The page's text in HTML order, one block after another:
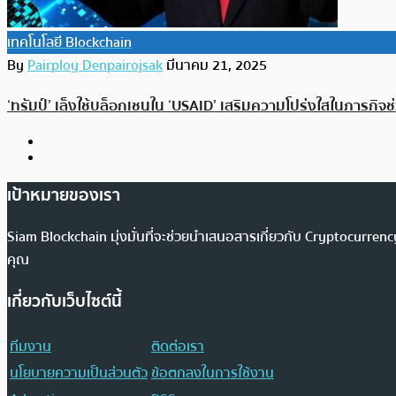
เทคโนโลยี Blockchain
ByPairploy Denpairojsakมีนาคม 21, 2025
‘ทรัมป์’ เล็งใช้บล็อกเชนใน ‘USAID’ เสริมความโปร่งใสในภารกิ
เป้าหมายของเรา
Siam Blockchain มุ่งมั่นที่จะช่วยนำเสนอสารเกี่ยวกับ
คุณ
เกี่ยวกับเว็บไซต์นี้
ทีมงาน
ติดต่อเรา
นโยบายความเป็นส่วนตัวข้อตกลงในการใช้งาน